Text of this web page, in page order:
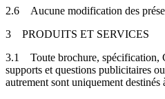
2.6
Aucune modification des
3
PRODUITS ET SERVICES
3.1
Toute brochure, spécification,
supports et questions publicitaires
autrement sont uniquement